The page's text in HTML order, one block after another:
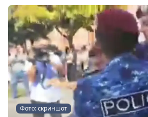
Фото: скриншот